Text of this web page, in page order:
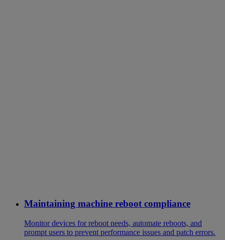
Maintaining machine reboot compliance
Monitor devices for reboot needs, automate reboots, and
prompt users to prevent performance issues and patch errors.